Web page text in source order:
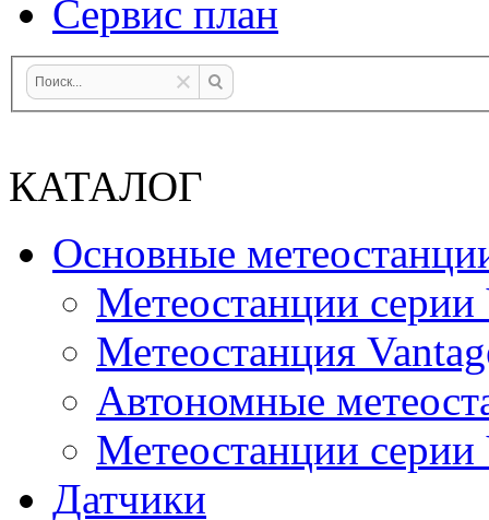
Сервис план
КАТАЛОГ
Основные
Метеостанции
Метеостанция
Автономные
Метеостанции серии
Датчики